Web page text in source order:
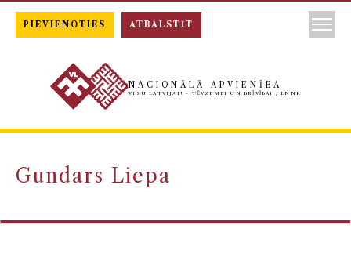
NACIONĀLĀ APVIENĪBA
VISU LATVIJAI! - TĒVZEMEI UN BRĪVĪBAI / LNNK
Gundars Liepa
PIEVIENOTIES ATBALSTĪT